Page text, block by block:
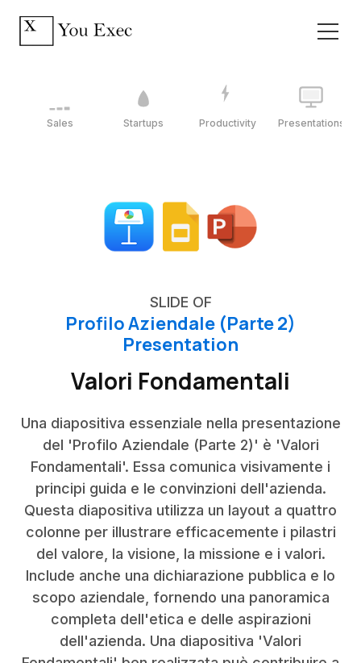
Sales Startups Productivity Presentations
SLIDE OF
Profilo Aziendale (Parte 2)
Presentation
Valori Fondamentali
Una diapositiva essenziale nella presentazione
del 'Profilo Aziendale (Parte 2)' è 'Valori
Fondamentali'. Essa comunica visivamente i
principi guida e le convinzioni dell'azienda.
Questa diapositiva utilizza un layout a quattro
colonne per illustrare efficacemente i pilastri
del valore, la visione, la missione e i valori.
Include anche una dichiarazione pubblica e lo
scopo aziendale, fornendo una panoramica
completa dell'etica e delle aspirazioni
dell'azienda. Una diapositiva 'Valori